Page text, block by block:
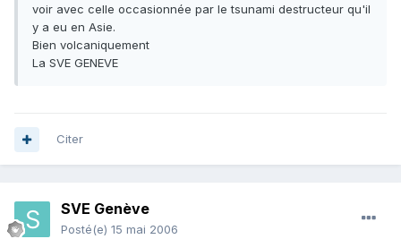
voir avec celle occasionnée par le tsunami destructeur qu'il
y a eu en Asie.
Bien volcaniquement
La SVE GENEVE
Citer
SVE Genève
Posté(e) 15 mai 2006